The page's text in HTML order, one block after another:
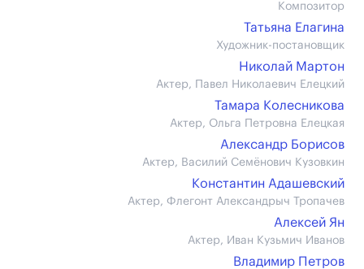
Композитор
Татьяна Елагина
Художник-постановщик
Николай Мартон
Актер, Павел Николаевич Елецкий
Тамара Колесникова
Актер, Ольга Петровна Елецкая
Александр Борисов
Актер, Василий Семёнович Кузовкин
Константин Адашевский
Актер, Флегонт Александрыч Тропачев
Алексей Ян
Актер, Иван Кузьмич Иванов
Владимир Петров